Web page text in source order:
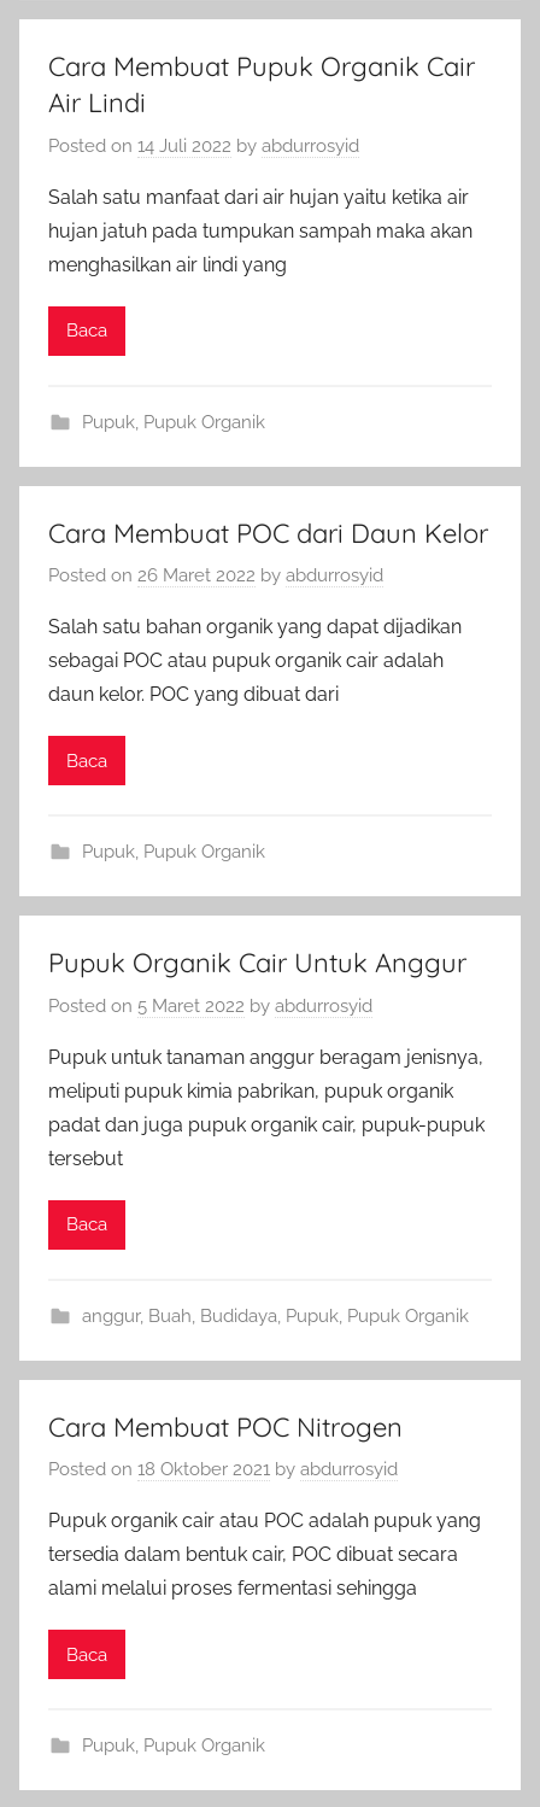
Cara Membuat Pupuk Organik Cair
Air Lindi
Posted on 14 Juli 2022 by abdurrosyid
Salah satu manfaat dari air hujan yaitu ketika air
hujan jatuh pada tumpukan sampah maka akan
menghasilkan air lindi yang
Baca
Pupuk, Pupuk Organik
Cara Membuat POC dari Daun Kelor
Posted on 26 Maret 2022 by abdurrosyid
Salah satu bahan organik yang dapat dijadikan
sebagai POC atau pupuk organik cair adalah
daun kelor. POC yang dibuat dari
Baca
Pupuk, Pupuk Organik
Pupuk Organik Cair Untuk Anggur
Posted on 5 Maret 2022 by abdurrosyid
Pupuk untuk tanaman anggur beragam jenisnya,
meliputi pupuk kimia pabrikan, pupuk organik
padat dan juga pupuk organik cair, pupuk-pupuk
tersebut
Baca
anggur, Buah, Budidaya, Pupuk, Pupuk Organik
Cara Membuat POC Nitrogen
Posted on 18 Oktober 2021 by abdurrosyid
Pupuk organik cair atau POC adalah pupuk yang
tersedia dalam bentuk cair, POC dibuat secara
alami melalui proses fermentasi sehingga
Baca
Pupuk, Pupuk Organik